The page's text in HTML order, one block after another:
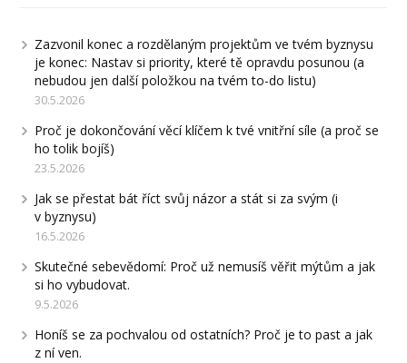
Zazvonil konec a rozdělaným projektům ve tvém byznysu
je konec: Nastav si priority, které tě opravdu posunou (a
nebudou jen další položkou na tvém to-do listu)
30.5.2026
Proč je dokončování věcí klíčem k tvé vnitřní síle (a proč se
ho tolik bojíš)
23.5.2026
Jak se přestat bát říct svůj názor a stát si za svým (i
v byznysu)
16.5.2026
Skutečné sebevědomí: Proč už nemusíš věřit mýtům a jak
si ho vybudovat.
9.5.2026
Honíš se za pochvalou od ostatních? Proč je to past a jak
z ní ven.